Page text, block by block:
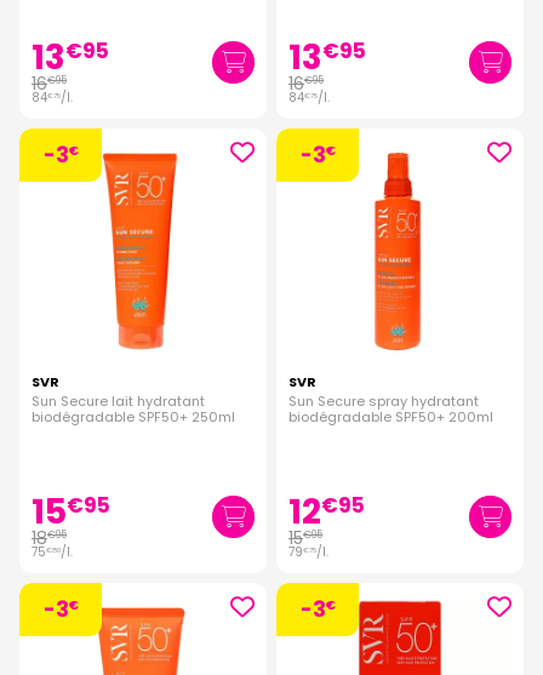
13€95
16€95
84€75/l.
13€95
16€95
84€75/l.
-3€
SVR
Sun Secure lait hydratant
biodégradable SPF50+ 250ml
15€95
18€95
75€80/l.
-3€
SVR
Sun Secure spray hydratant
biodégradable SPF50+ 200ml
12€95
15€95
79€75/l.
-3€ -3€